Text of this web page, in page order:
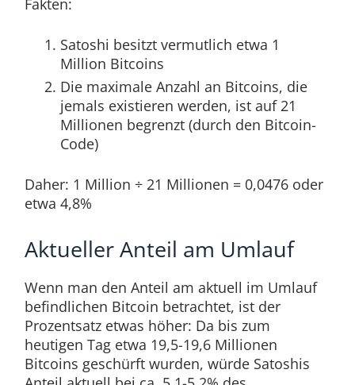
Satoshi besitzt vermutlich etwa 1
Million Bitcoins
Die maximale Anzahl an Bitcoins, die
jemals existieren werden, ist auf 21
Millionen begrenzt (durch den Bitcoin-
Code)
Daher: 1 Million ÷ 21 Millionen = 0,0476 oder
etwa 4,8%
Aktueller Anteil am Umlauf
Wenn man den Anteil am aktuell im Umlauf
befindlichen Bitcoin betrachtet, ist der
Prozentsatz etwas höher: Da bis zum
heutigen Tag etwa 19,5-19,6 Millionen
Bitcoins geschürft wurden, würde Satoshis